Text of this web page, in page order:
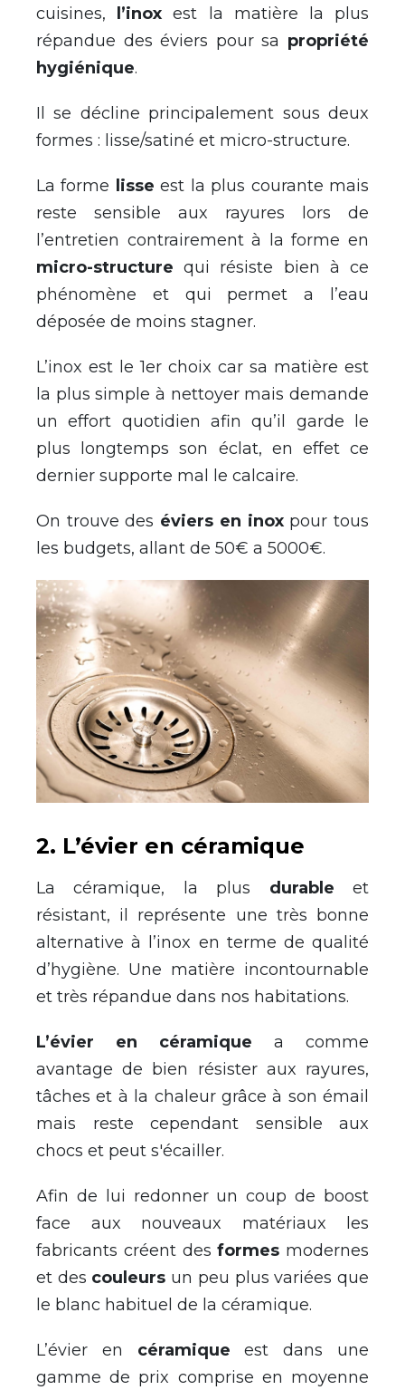
cuisines, l’inox est la matière la plus
répandue des éviers pour sa propriété
hygiénique.
Il se décline principalement sous deux
formes : lisse/satiné et micro-structure.
La forme lisse est la plus courante mais
reste sensible aux rayures lors de
l’entretien contrairement à la forme en
micro-structure qui résiste bien à ce
phénomène et qui permet a l’eau
déposée de moins stagner.
L’inox est le 1er choix car sa matière est
la plus simple à nettoyer mais demande
un effort quotidien afin qu’il garde le
plus longtemps son éclat, en effet ce
dernier supporte mal le calcaire.
On trouve des éviers en inoxpour tous
les budgets, allant de 50€ a 5000€.
2. L’évier en céramique
La céramique, la plus durable et
résistant, il représente une très bonne
alternative à l’inox en terme de qualité
d’hygiène. Une matière incontournable
et très répandue dans nos habitations.
L’évier en céramique a comme
avantage de bien résister aux rayures,
tâches et à la chaleur grâce à son émail
mais reste cependant sensible aux
chocs et peut s'écailler.
Afin de lui redonner un coup de boost
face aux nouveaux matériaux les
fabricants créent desformes modernes
et des couleurs un peu plus variées que
le blanc habituel de la céramique.
L’évier en céramique est dans une
gamme de prix comprise en moyenne